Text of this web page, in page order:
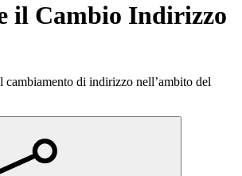
il Cambio Indirizzo
cambiamento di indirizzo nell’ambito del